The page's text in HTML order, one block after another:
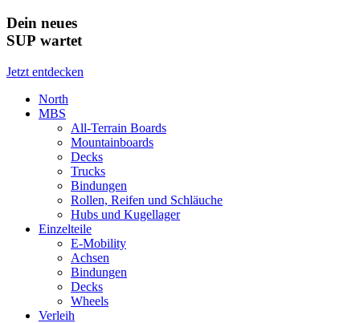
Dein neues
SUP wartet
Jetzt entdecken
North
MBS
All-Terrain Boards
Mountainboards
Decks
Trucks
Bindungen
Rollen, Reifen und Schläuche
Hubs und Kugellager
Einzelteile
E-Mobility
Achsen
Bindungen
Decks
Wheels
Verleih